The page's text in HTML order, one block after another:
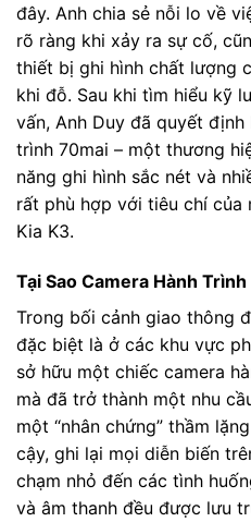
đây. Anh chia sẻ nỗi lo về
rõ ràng khi xảy ra sự cố,
thiết bị ghi hình chất lượng
khi đỗ. Sau khi tìm hiểu kỹ
vấn, Anh Duy đã quyết
trình 70mai – một thương
năng ghi hình sắc nét và
rất phù hợp với tiêu chí của
Kia K3.
Tại Sao Camera Hành
Trong bối cảnh giao thông
đặc biệt là ở các khu vực
sở hữu một chiếc camera
mà đã trở thành một nhu
một “nhân chứng” thầm
cậy, ghi lại mọi diễn biến
chạm nhỏ đến các tình
và âm thanh đều được lưu